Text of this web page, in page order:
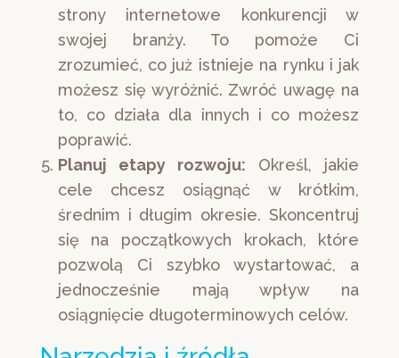
strony internetowe konkurencji w
swojej branży. To pomoże Ci
zrozumieć, co już istnieje na rynku i jak
możesz się wyróżnić. Zwróć uwagę na
to, co działa dla innych i co możesz
poprawić.
Planuj etapy rozwoju: Określ, jakie
cele chcesz osiągnąć w krótkim,
średnim i długim okresie. Skoncentruj
się na początkowych krokach, które
pozwolą Ci szybko wystartować, a
jednocześnie mają wpływ na
osiągnięcie długoterminowych celów.